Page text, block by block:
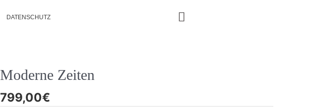
DATENSCHUTZ
Moderne Zeiten
799,00€